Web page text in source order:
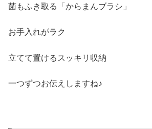
菌もふき取る「からまんブラシ」
お手入れがラク
立てて置けるスッキリ収納
一つずつお伝えしますね♪